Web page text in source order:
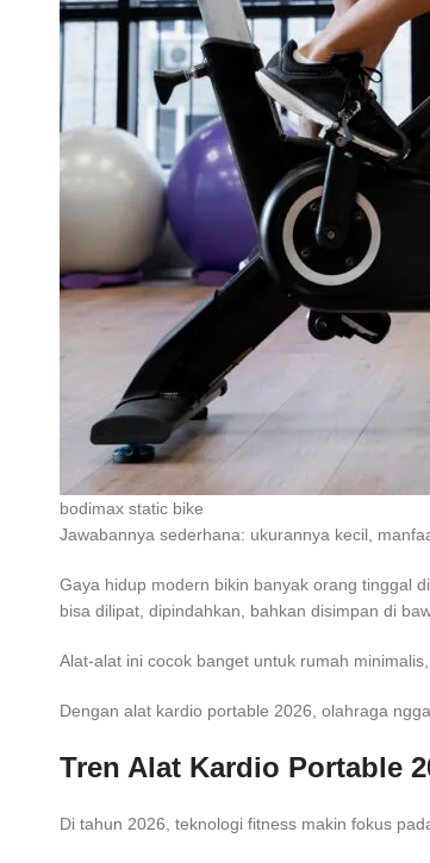
bodimax static bike
Jawabannya sederhana: ukurannya kecil,
Gaya hidup modern bikin banyak orang tinggal
bisa dilipat, dipindahkan, bahkan disimpan di
Alat-alat ini cocok banget untuk rumah
Dengan alat kardio portable 2026, olahraga
Tren Alat Kardio Portable
Di tahun 2026, teknologi fitness makin fokus